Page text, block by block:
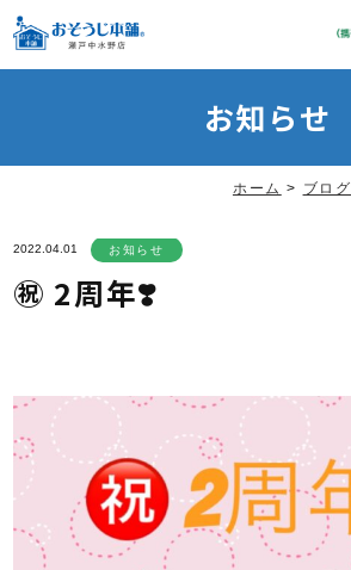
お知らせ
ホーム > ブログ
2022.04.01 お知らせ
㊗️ 2周年❣️